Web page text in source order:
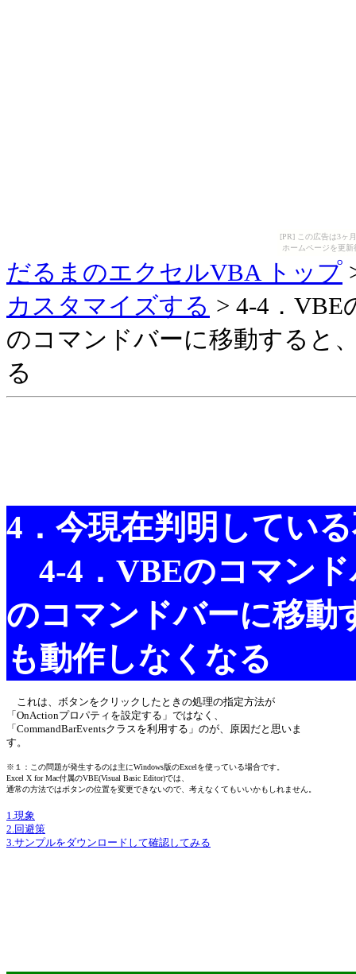
[PR] この広告は3ヶ
ホームページを更
だるまのエクセルVBA トップ
カスタマイズする > 4-4．
のコマンドバーに移動すると
る
4．今現在判明してい
4-4．VBEのコマン
のコマンドバーに移動
も動作しなくなる
これは、ボタンをクリックしたときの処理の指定方法が
「OnActionプロパティを設定する」ではなく、
「CommandBarEventsクラスを利用する」のが、原因だと思いま
す。
※１：この問題が発生するのは主にWindows版のExcelを使っている場合です。
Excel X for Mac付属のVBE(Visual Basic Editor)では、
通常の方法ではボタンの位置を変更できないので、考えなくてもいいかもしれません。
1.現象
2.回避策
3.サンプルをダウンロードして確認してみる